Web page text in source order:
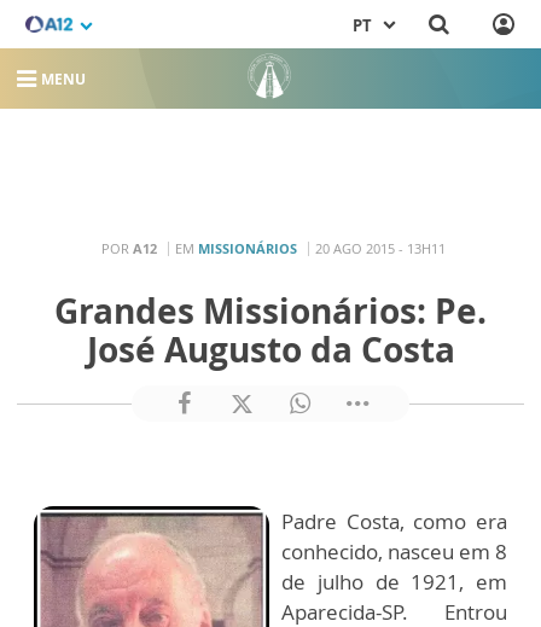
PT
MENU
POR A12 EM MISSIONÁRIOS 20 AGO 2015 - 13H11
Grandes Missionários: Pe.
José Augusto da Costa
Padre Costa, como era
conhecido, nasceu em 8
de julho de 1921, em
Aparecida-SP. Entrou